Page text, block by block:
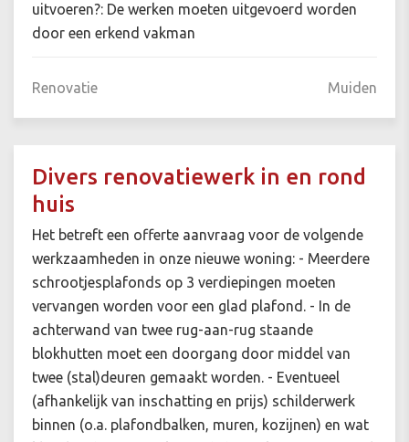
uitvoeren?: De werken moeten uitgevoerd worden
door een erkend vakman
Renovatie Muiden
Divers renovatiewerk in en rond
huis
Het betreft een offerte aanvraag voor de volgende
werkzaamheden in onze nieuwe woning: - Meerdere
schrootjesplafonds op 3 verdiepingen moeten
vervangen worden voor een glad plafond. - In de
achterwand van twee rug-aan-rug staande
blokhutten moet een doorgang door middel van
twee (stal)deuren gemaakt worden. - Eventueel
(afhankelijk van inschatting en prijs) schilderwerk
binnen (o.a. plafondbalken, muren, kozijnen) en wat